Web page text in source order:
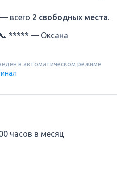
всего 2 свободных места.
***** — Оксана
в автоматическом режиме
часов в месяц